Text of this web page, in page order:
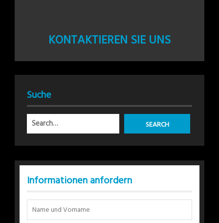
KONTAKTIEREN SIE UNS
Suche
Informationen anfordern